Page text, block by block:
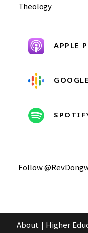
Theology
APPLE
Follow
About Higher